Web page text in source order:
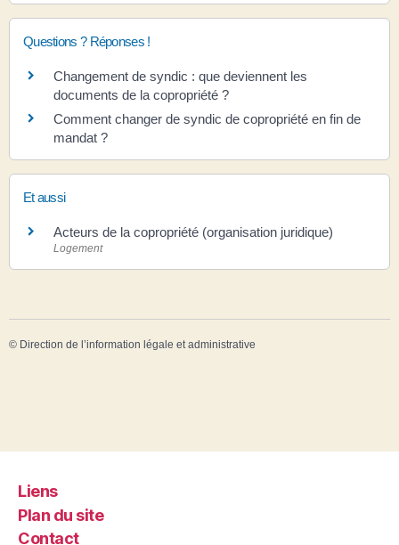
Questions ? Réponses !
Changement de syndic : que deviennent les
documents de la copropriété ?
Comment changer de syndic de copropriété en fin de
mandat ?
Et aussi
Acteurs de la copropriété (organisation juridique)
Logement
© Direction de l’information légale et administrative
Liens
Plan du site
Contact